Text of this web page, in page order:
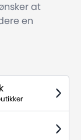
at
en